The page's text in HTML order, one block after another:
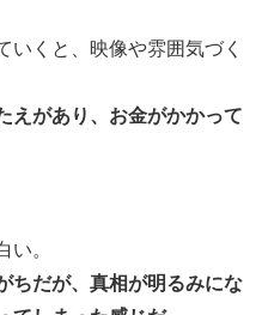
いくと、映像や雰囲気づく
えがあり、お金がかかって
い。
ちだが、真相が明るみにな